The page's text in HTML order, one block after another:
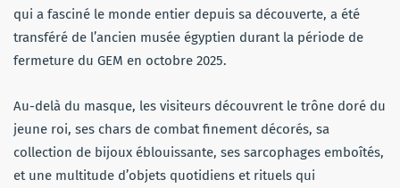
qui a fasciné le monde entier depuis sa découverte, a été
transféré de l’ancien musée égyptien durant la période de
fermeture du GEM en octobre 2025.
Au-delà du masque, les visiteurs découvrent le trône doré du
jeune roi, ses chars de combat finement décorés, sa
collection de bijoux éblouissante, ses sarcophages emboîtés,
et une multitude d’objets quotidiens et rituels qui